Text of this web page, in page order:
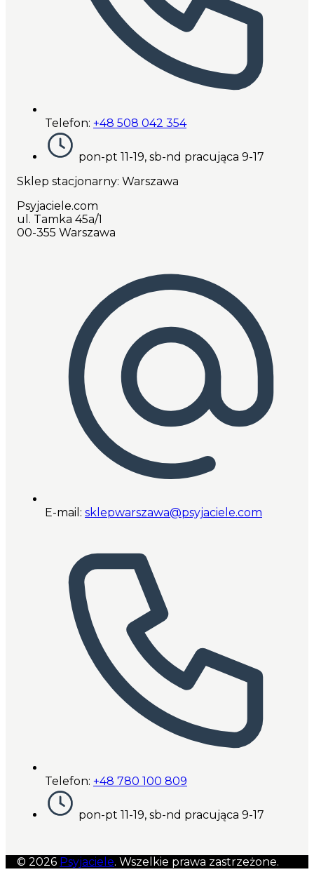
Telefon: +48 508 042 354
pon-pt 11-19, sb-nd pracująca 9-17
Sklep stacjonarny: Warszawa
Psyjaciele.com
ul. Tamka 45a/1
00-355 Warszawa
E-mail: sklepwarszawa@psyjaciele.com
Telefon: +48 780 100 809
pon-pt 11-19, sb-nd pracująca 9-17
© 2026 Psyjaciele. Wszelkie prawa zastrzeżone.